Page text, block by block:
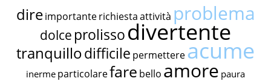
dire importante richiestaattività problema
dolce prolissodivertente
tranquillodifficile permettereacume
inerme particolarefare bello amore paura